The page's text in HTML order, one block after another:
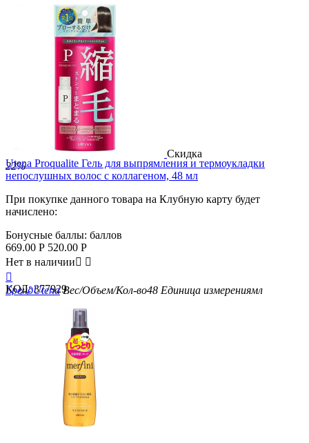
Скидка
22%
Utena Proqualite Гель для выпрямления и термоукладки
непослушных волос с коллагеном, 48 мл
При покупке данного товара на Клубную карту будет
начислено:
Бонусные баллы: баллов
669.00 Р 520.00 Р
Нет в наличии 

БрендUtena Вес/Объем/Кол-во48 Единица измерениямл
КОД: 377929